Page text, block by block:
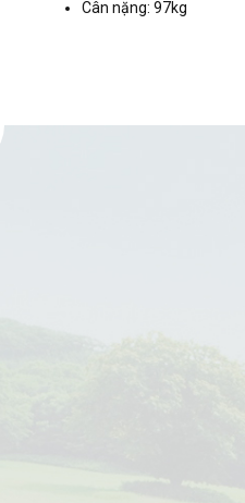
Cân nặng: 97kg